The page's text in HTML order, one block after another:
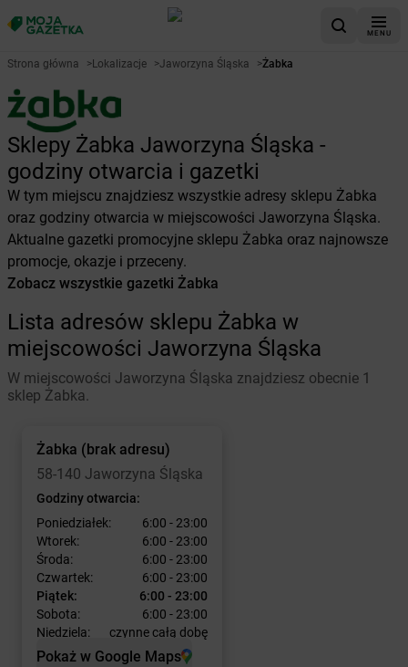
MENU
Strona główna >Lokalizacje >Jaworzyna Śląska >Żabka
Sklepy Żabka Jaworzyna Śląska -
godziny otwarcia i gazetki
W tym miejscu znajdziesz wszystkie adresy sklepu Żabka
oraz godziny otwarcia w miejscowości Jaworzyna Śląska.
Aktualne gazetki promocyjne sklepu Żabka oraz najnowsze
promocje, okazje i przeceny.
Zobacz wszystkie gazetki Żabka
Lista adresów sklepu Żabka w
miejscowości Jaworzyna Śląska
W miejscowości Jaworzyna Śląska znajdziesz obecnie 1
sklep Żabka.
Żabka (brak adresu)
58-140 Jaworzyna Śląska
Godziny otwarcia:
Poniedziałek:
6:00 - 23:00
Wtorek:
6:00 - 23:00
Środa:
6:00 - 23:00
Czwartek:
6:00 - 23:00
Piątek:
6:00 - 23:00
Sobota:
6:00 - 23:00
Niedziela:
czynne całą dobę
Pokaż w Google Maps